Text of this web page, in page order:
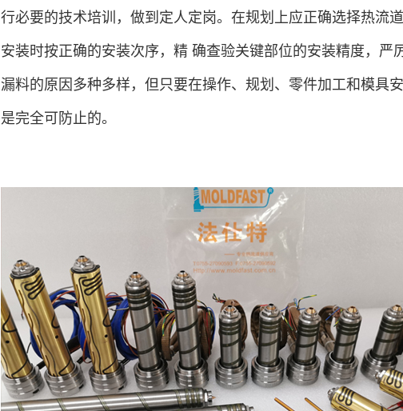
行必要的技术培训，做到定人定岗。在规划上应正确选择热流
安装时按正确的安装次序，精 确查验关键部位的安装精度，严
漏料的原因多种多样，但只要在操作、规划、零件加工和模具
是完全可防止的。